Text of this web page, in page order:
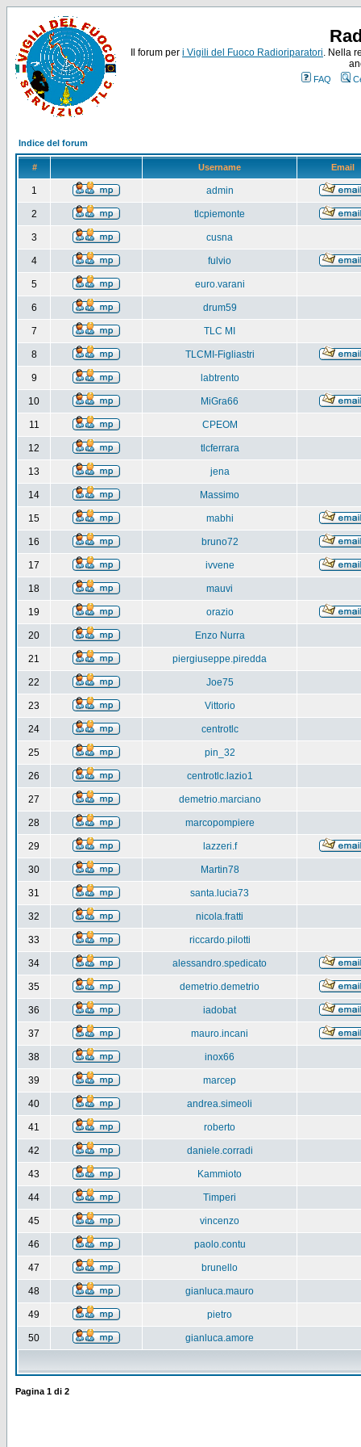
Il forum per i Vigili del Fuoco Radioriparatori. Nella
FAQ
Indice del forum
# Username Email
1 admin
2 tlcpiemonte
3 cusna
4 fulvio
5 euro.varani
6 drum59
7 TLC MI
8 TLCMI-Figliastri
9 labtrento
10 MiGra66
11 CPEOM
12 tlcferrara
13 jena
14 Massimo
15 mabhi
16 bruno72
17 ivvene
18 mauvi
19 orazio
20 Enzo Nurra
21 piergiuseppe.piredda
22 Joe75
23 Vittorio
24 centrotlc
25 pin_32
26 centrotlc.lazio1
27 demetrio.marciano
28 marcopompiere
29 lazzeri.f
30 Martin78
31 santa.lucia73
32 nicola.fratti
33 riccardo.pilotti
34 alessandro.spedicato
35 demetrio.demetrio
36 iadobat
37 mauro.incani
38 inox66
39 marcep
40 andrea.simeoli
41 roberto
42 daniele.corradi
43 Kammioto
44 Timperi
45 vincenzo
46 paolo.contu
47 brunello
48 gianluca.mauro
49 pietro
50 gianluca.amore
Pagina 1 di 2